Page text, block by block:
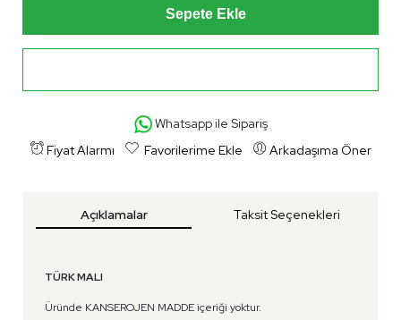
Sepete Ekle
Whatsapp ile Sipariş
Fiyat Alarmı
Favorilerime Ekle Arkadaşıma Öner
Açıklamalar Taksit Seçenekleri
TÜRK MALI
Üründe KANSEROJEN MADDE içeriği yoktur.